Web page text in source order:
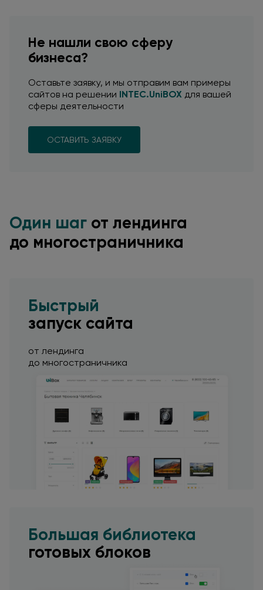
Не нашли свою сферу
бизнеса?
Оставьте заявку, и мы отправим вам примеры
сайтов на решении INTEC.UniBOX для вашей
сферы деятельности
ОСТАВИТЬ ЗАЯВКУ
Один шаг от лендинга
до многостраничника
Быстрый
запуск сайта
от лендинга
до многостраничника
Большая библиотека
готовых блоков